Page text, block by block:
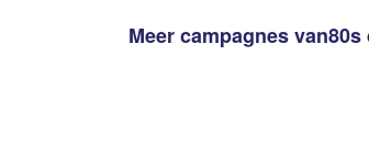
Meer campagnes van80s